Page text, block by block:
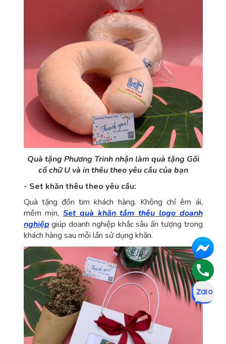
Quà tặng Phương Trinh nhận làm quà tặng Gối
cổ chữ U và in thêu theo yêu cầu của bạn
- Set khăn thêu theo yêu cầu:
Quà tặng đốn tim khách hàng. Không chỉ êm ái,
mềm mịn, Set quà khăn tắm thêu logo doanh
nghiệp giúp doanh nghiệp khắc sâu ấn tượng trong
khách hàng sau mỗi lần sử dụng khăn.